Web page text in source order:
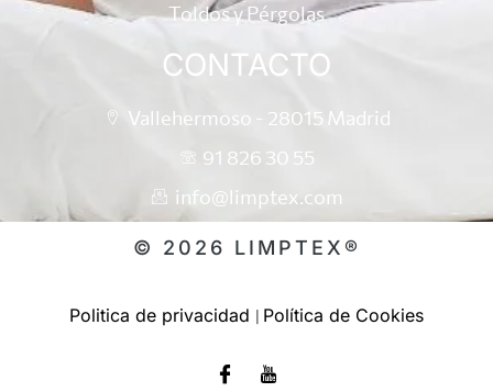
Toldos y Pérgolas
CONTACTO
Vallehermoso - 28015 Madrid
91 826 30 55
info@limptex.com
© 2026 LIMPTEX®
Politica de privacidad | Política de Cookies